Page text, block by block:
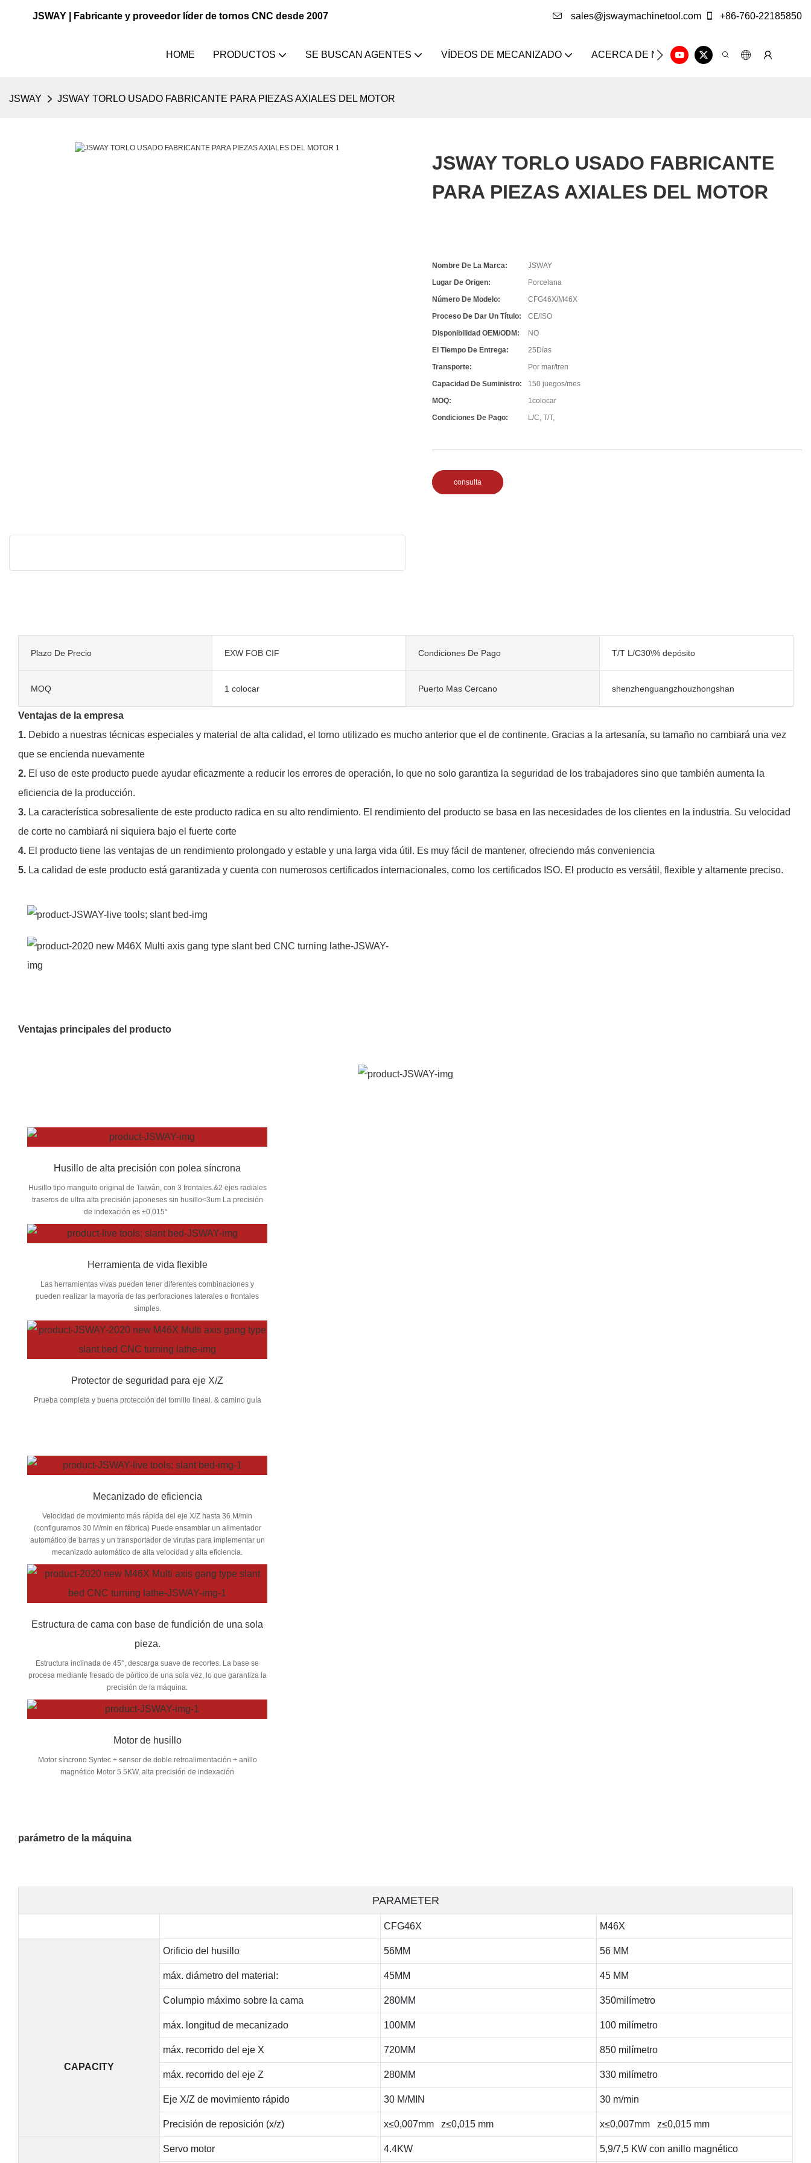
JSWAY | Fabricante y proveedor líder de tornos CNC desde 2007 sales@jswaymachinetool.com +86-760-22185850
HOME PRODUCTOS SE BUSCAN AGENTES VÍDEOS DE MECANIZADO ACERCA DE NOSOTROS SOLUCIÓN
JSWAY JSWAY TORLO USADO FABRICANTE PARA PIEZAS AXIALES DEL MOTOR
JSWAY TORLO USADO FABRICANTE
PARA PIEZAS AXIALES DEL MOTOR
Nombre De La Marca:
JSWAY
Lugar De Origen:
Porcelana
Número De Modelo:
CFG46X/M46X
Proceso De Dar Un Título:
CE/ISO
Disponibilidad OEM/ODM:
NO
El Tiempo De Entrega:
25Días
Transporte:
Por mar/tren
Capacidad De Suministro:
150 juegos/mes
MOQ:
1colocar
Condiciones De Pago:
L/C, T/T,
consulta
Plazo De Precio EXW FOB CIF Condiciones De Pago T/T L/C30\% depósito
MOQ 1 colocar Puerto Mas Cercano shenzhenguangzhouzhongshan
Ventajas de la empresa
1. Debido a nuestras técnicas especiales y material de alta calidad, el torno utilizado es mucho anterior que el de continente. Gracias a la artesanía, su tamaño no cambiará una vez
que se encienda nuevamente
2. El uso de este producto puede ayudar eficazmente a reducir los errores de operación, lo que no solo garantiza la seguridad de los trabajadores sino que también aumenta la
eficiencia de la producción.
3. La característica sobresaliente de este producto radica en su alto rendimiento. El rendimiento del producto se basa en las necesidades de los clientes en la industria. Su velocidad
de corte no cambiará ni siquiera bajo el fuerte corte
4. El producto tiene las ventajas de un rendimiento prolongado y estable y una larga vida útil. Es muy fácil de mantener, ofreciendo más conveniencia
5. La calidad de este producto está garantizada y cuenta con numerosos certificados internacionales, como los certificados ISO. El producto es versátil, flexible y altamente preciso.
Ventajas principales del producto
Husillo de alta precisión con polea síncrona
Husillo tipo manguito original de Taiwán, con 3 frontales.&2 ejes radiales
traseros de ultra alta precisión japoneses sin husillo<3um La precisión
de indexación es ±0,015°
Herramienta de vida flexible
Las herramientas vivas pueden tener diferentes combinaciones y
pueden realizar la mayoría de las perforaciones laterales o frontales
simples.
Protector de seguridad para eje X/Z
Prueba completa y buena protección del tornillo lineal. & camino guía
Mecanizado de eficiencia
Velocidad de movimiento más rápida del eje X/Z hasta 36 M/min
(configuramos 30 M/min en fábrica) Puede ensamblar un alimentador
automático de barras y un transportador de virutas para implementar un
mecanizado automático de alta velocidad y alta eficiencia.
Estructura de cama con base de fundición de una sola
pieza.
Estructura inclinada de 45°, descarga suave de recortes. La base se
procesa mediante fresado de pórtico de una sola vez, lo que garantiza la
precisión de la máquina.
Motor de husillo
Motor síncrono Syntec + sensor de doble retroalimentación + anillo
magnético Motor 5.5KW, alta precisión de indexación
parámetro de la máquina
PARAMETER
CFG46X M46X
CAPACITY
Orificio del husillo 56MM 56 MM
máx. diámetro del material: 45MM 45 MM
Columpio máximo sobre la cama 280MM 350milímetro
máx. longitud de mecanizado 100MM 100 milímetro
máx. recorrido del eje X 720MM 850 milímetro
máx. recorrido del eje Z 280MM 330 milímetro
Eje X/Z de movimiento rápido 30 M/MIN 30 m/min
Precisión de reposición (x/z) x≤0,007mm z≤0,015 mm x≤0,007mm z≤0,015 mm
Servo motor 4.4KW 5,9/7,5 KW con anillo magnético